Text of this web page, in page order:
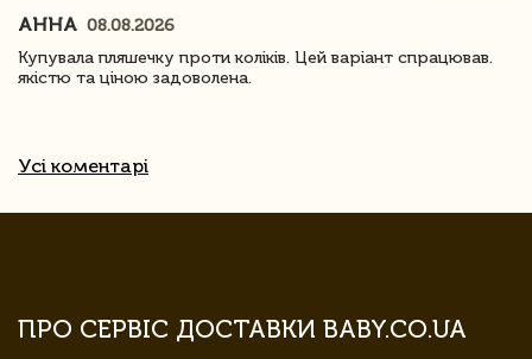
АННА 08.08.2026
Купувала пляшечку проти коліків. Цей варіант спрацював.
якістю та ціною задоволена.
Усі коментарі
ПРО СЕРВІС ДОСТАВКИ BABY.CO.UA